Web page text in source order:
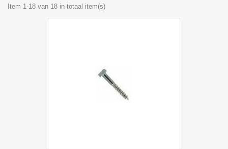
Item 1-18 van 18 in totaal item(s)